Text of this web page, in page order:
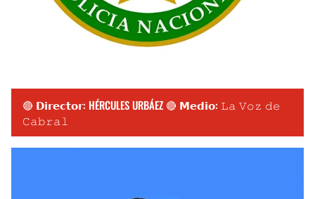
🔴 𝗗𝗶𝗿𝗲𝗰𝘁𝗼𝗿: HÉRCULES URBÁEZ 🔴 𝗠𝗲𝗱𝗶𝗼: 𝙻𝚊 𝚅𝚘𝚣 𝚍𝚎
𝙲𝚊𝚋𝚛𝚊𝚕